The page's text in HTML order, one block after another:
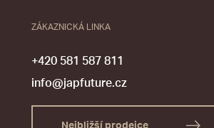
ZÁKAZNICKÁ LINKA
+420 581 587 811
info@japfuture.cz
Nejbližší prodejce